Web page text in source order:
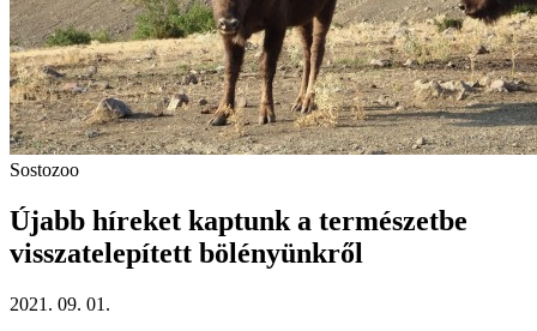
Sostozoo
Újabb híreket kaptunk a természetbe
visszatelepített bölényünkről
2021. 09. 01.